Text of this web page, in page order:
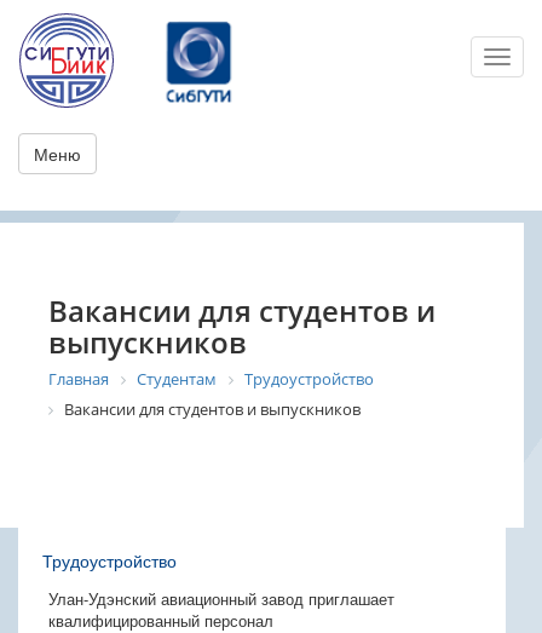
Меню
Вакансии для студентов и
выпускников
Главная Студентам
Трудоустройство
Вакансии для студентов и выпускников
Трудоустройство
Улан-Удэнский авиационный завод приглашает
квалифицированный персонал